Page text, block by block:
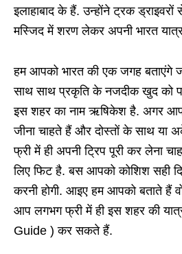
इलाहाबाद के हैं. उन्होंने ट्रक
मस्जिद में शरण लेकर अपनी भारत
हम आपको भारत की एक जगह बताएंगे
साथ साथ प्रकृति के नजदीक खुद को
इस शहर का नाम ऋषिकेश है. अगर
जीना चाहते हैं और दोस्तों के साथ
फ्री में ही अपनी ट्रिप पूरी कर लेना
लिए फिट है. बस आपको कोशिश सही
करनी होगी. आइए हम आपको बताते हैं
आप लगभग फ्री में ही इस शहर की
Guide ) कर सकते हैं.